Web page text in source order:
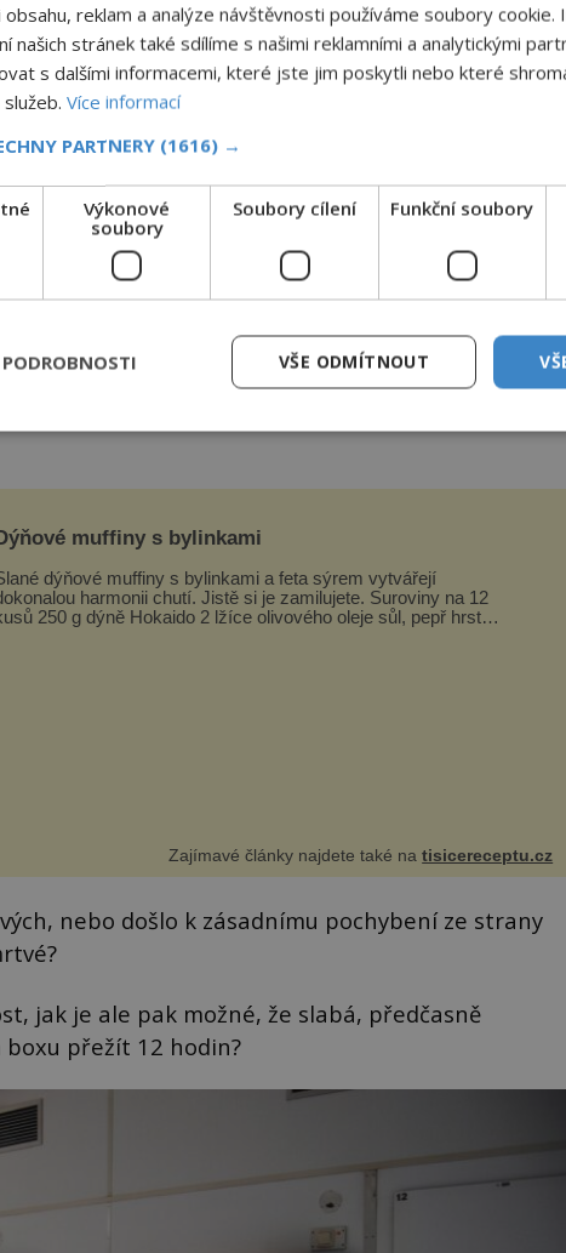
se měl stát zázrak… Foto: Hospital Julio C. Perrando
se protahovat, udělala jsem krok dozadu a
muffiny s bylinkami
dýňové muffiny s bylinkami a feta sýrem vytvářejí
harmonii chutí. Jistě si je zamilujete. Suroviny na 12
250 g dýně Hokaido 2 lžíce olivového oleje sůl, pepř hrst
Zajímavé články najdete také natisicereceptu.cz
nebo došlo k zásadnímu pochybení ze strany
jak je ale pak možné, že slabá, předčasně
přežít 12 hodin?
obsahu, reklam a analýze návštěvnosti používáme soubory cookie.
našich stránek také sdílíme s našimi reklamními a analytickými
s dalšími informacemi, které jste jim poskytli nebo které
Více informací
PARTNERY (1616) →
Výkonové
soubory
Soubory cílení Funkční soubory
VŠE ODMÍTNOUT